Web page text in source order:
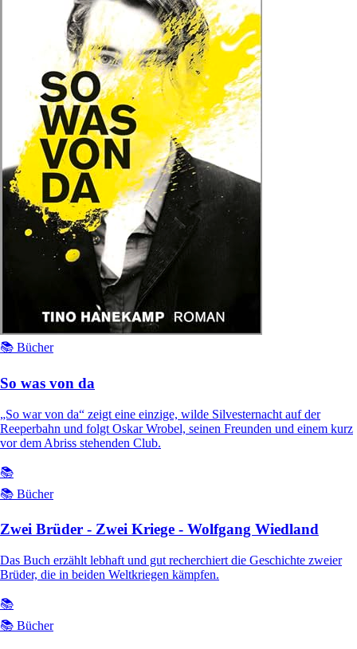
📚 Bücher
So was von da
„So war von da“ zeigt eine einzige, wilde Silvesternacht auf der
Reeperbahn und folgt Oskar Wrobel, seinen Freunden und einem kurz
vor dem Abriss stehenden Club.
📚
📚 Bücher
Zwei Brüder - Zwei Kriege - Wolfgang Wiedland
Das Buch erzählt lebhaft und gut recherchiert die Geschichte zweier
Brüder, die in beiden Weltkriegen kämpfen.
📚
📚 Bücher